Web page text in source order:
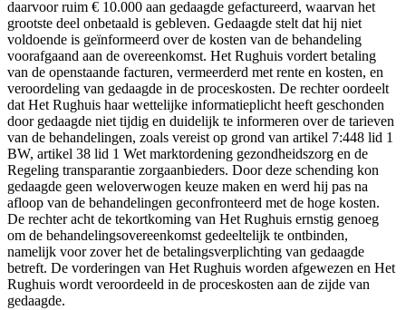
daarvoor ruim € 10.000 aan gedaagde gefactureerd, waarvan het
grootste deel onbetaald is gebleven. Gedaagde stelt dat hij niet
voldoende is geïnformeerd over de kosten van de behandeling
voorafgaand aan de overeenkomst. Het Rughuis vordert betaling
van de openstaande facturen, vermeerderd met rente en kosten, en
veroordeling van gedaagde in de proceskosten. De rechter oordeelt
dat Het Rughuis haar wettelijke informatieplicht heeft geschonden
door gedaagde niet tijdig en duidelijk te informeren over de tarieven
van de behandelingen, zoals vereist op grond van artikel 7:448 lid 1
BW, artikel 38 lid 1 Wet marktordening gezondheidszorg en de
Regeling transparantie zorgaanbieders. Door deze schending kon
gedaagde geen weloverwogen keuze maken en werd hij pas na
afloop van de behandelingen geconfronteerd met de hoge kosten.
De rechter acht de tekortkoming van Het Rughuis ernstig genoeg
om de behandelingsovereenkomst gedeeltelijk te ontbinden,
namelijk voor zover het de betalingsverplichting van gedaagde
betreft. De vorderingen van Het Rughuis worden afgewezen en Het
Rughuis wordt veroordeeld in de proceskosten aan de zijde van
gedaagde.